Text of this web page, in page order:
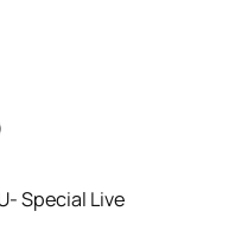
Special Live